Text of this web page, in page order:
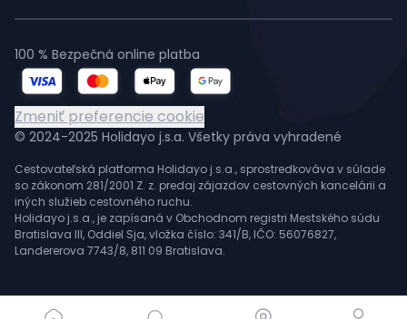
© 2024-2025 Holidayo j.s.a. Všetky práva vyhradené
Cestovateľská platforma Holidayo j.s.a., sprostredkováva v súlade
so zákonom 281/2001 Z. z. predaj zájazdov cestovných kancelárii a
iných služieb cestovného ruchu.
Holidayo j.s.a., je zapísaná v Obchodnom registri Mestského súdu
Bratislava III, Oddiel Sja, vložka číslo: 341/B, IČO: 56076827,
Landererova 7743/8, 811 09 Bratislava.
100 % Bezpečná online platba
Zmeniť preferencie cookie